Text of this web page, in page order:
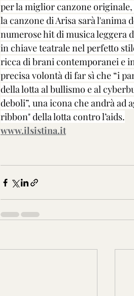
per la miglior canzone
la canzone di Arisa sarà l'anima
numerose hit di musica leggera
in chiave teatrale nel perfetto
ricca di brani contemporanei e
precisa volontà di far sì che “i
della lotta al bullismo e al
deboli”, una icona che andrà ad
ribbon" della lotta contro l’aids.
www.ilsistina.it